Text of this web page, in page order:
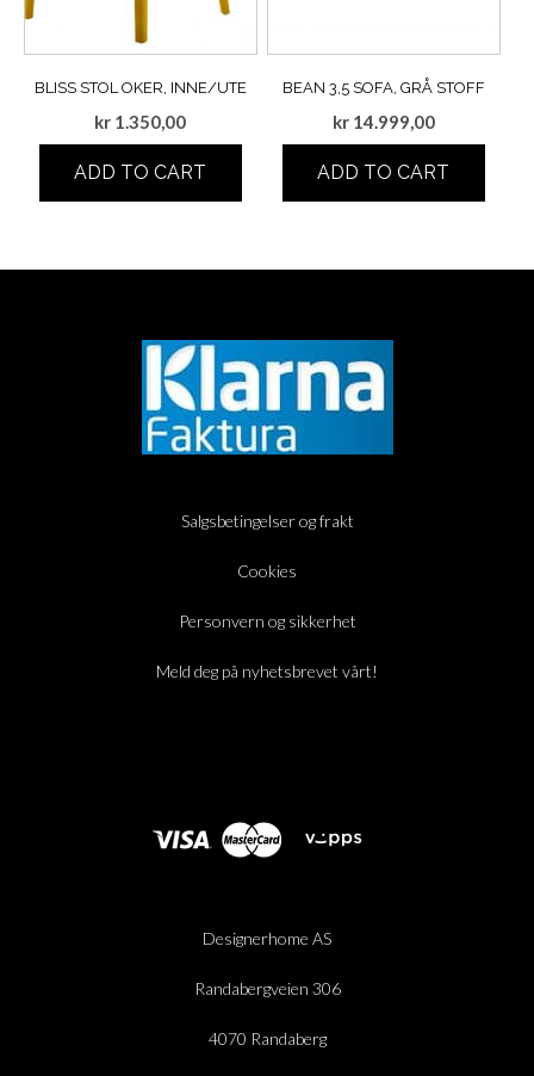
BLISS STOL OKER, INNE/UTE
kr 1.350,00
ADD TO CART
BEAN 3,5 SOFA, GRÅ STOFF
kr14.999,00
ADD TO CART
Salgsbetingelser og frakt
Cookies
Personvern og sikkerhet
Meld deg på nyhetsbrevet vårt!
Designerhome AS
Randabergveien 306
4070 Randaberg